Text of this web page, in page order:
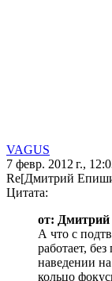
VAGUS
7 февр. 2012 г.,
Re[Дмитрий
Цитата:
от:
А что с
работает,
наведении на
кольцо